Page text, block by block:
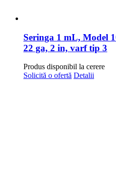
Seringa 1 mL, Model
22 ga, 2 in, varf tip 3
Produs disponibil la cerere
Solicită o ofertă Detalii